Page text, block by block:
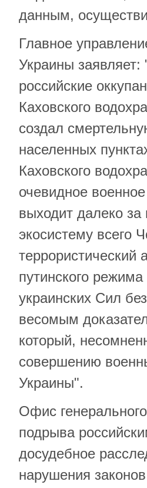
данным,
Главное
Украины
российские
Каховского
создал
населенных
Каховского
очевидное
выходит далеко за
экосистему всего
террористический
путинского
украинских Сил
весомым
который,
совершению
Украины".
Офис
подрыва
досудебное
нарушения